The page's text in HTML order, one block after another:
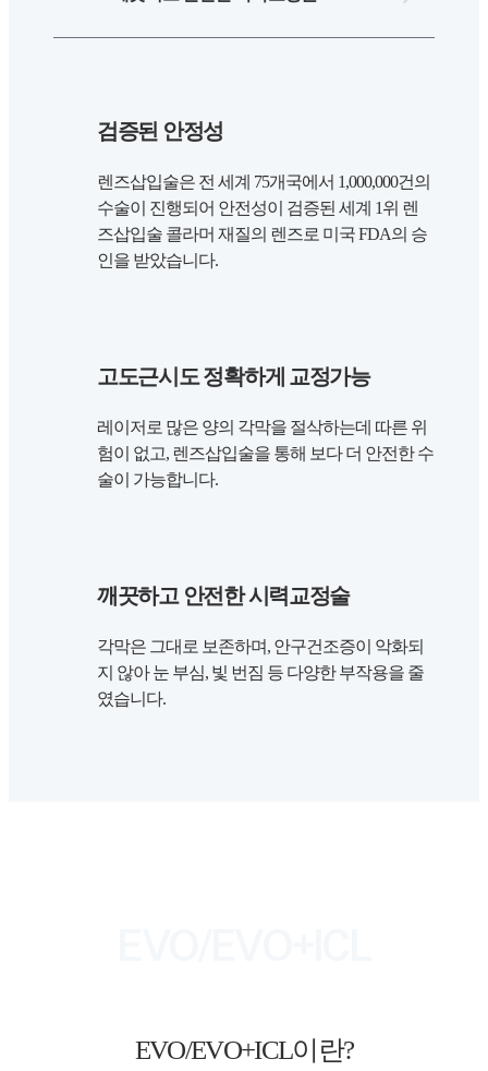
검증된 안정성
렌즈삽입술은 전 세계 75개국에서 1,000,000건의
수술이 진행되어 안전성이 검증된 세계 1위 렌
즈삽입술 콜라머 재질의 렌즈로 미국 FDA의 승
인을 받았습니다.
고도근시도 정확하게 교정가능
레이저로 많은 양의 각막을 절삭하는데 따른 위
험이 없고, 렌즈삽입술을 통해 보다 더 안전한 수
술이 가능합니다.
깨끗하고 안전한 시력교정술
각막은 그대로 보존하며, 안구건조증이 악화되
지 않아 눈 부심, 빛 번짐 등 다양한 부작용을 줄
였습니다.
EVO/EVO+ICL이란?